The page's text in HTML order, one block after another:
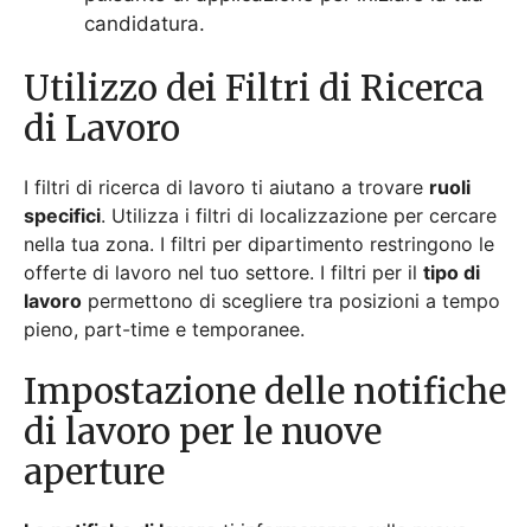
di lavoro per le nuove
aperture
Le notifiche di lavoroti informeranno sulle nuove
opportunità. Crea notifiche selezionando le tue
preferenze. Scegli la frequenza delle notifiche.
Questa funzione ti aiuta a rimanere aggiornato sulle
ultime opportunità di lavoro.
Processo di Candidatura
Il processo di candidatura prevede diversi passaggi.
Segui queste linee guida per completare con
successo la tua candidatura.